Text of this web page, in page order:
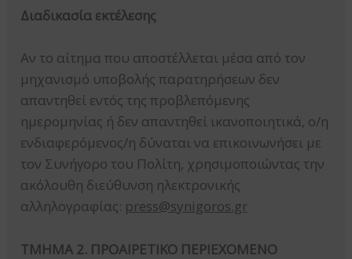
Διαδικασία εκτέλεσης
Αν το αίτημα που αποστέλλεται μέσα από τον
μηχανισμό υποβολής παρατηρήσεων δεν
απαντηθεί εντός της προβλεπόμενης
ημερομηνίας ή δεν απαντηθεί ικανοποιητικά, ο/η
ενδιαφερόμενος/η δύναται να επικοινωνήσει με
τον Συνήγορο του Πολίτη, χρησιμοποιώντας την
ακόλουθη διεύθυνση ηλεκτρονικής
αλληλογραφίας: press@synigoros.gr
ΤΜΗΜΑ 2. ΠΡΟΑΙΡΕΤΙΚΟ ΠΕΡΙΕΧΟΜΕΝΟ